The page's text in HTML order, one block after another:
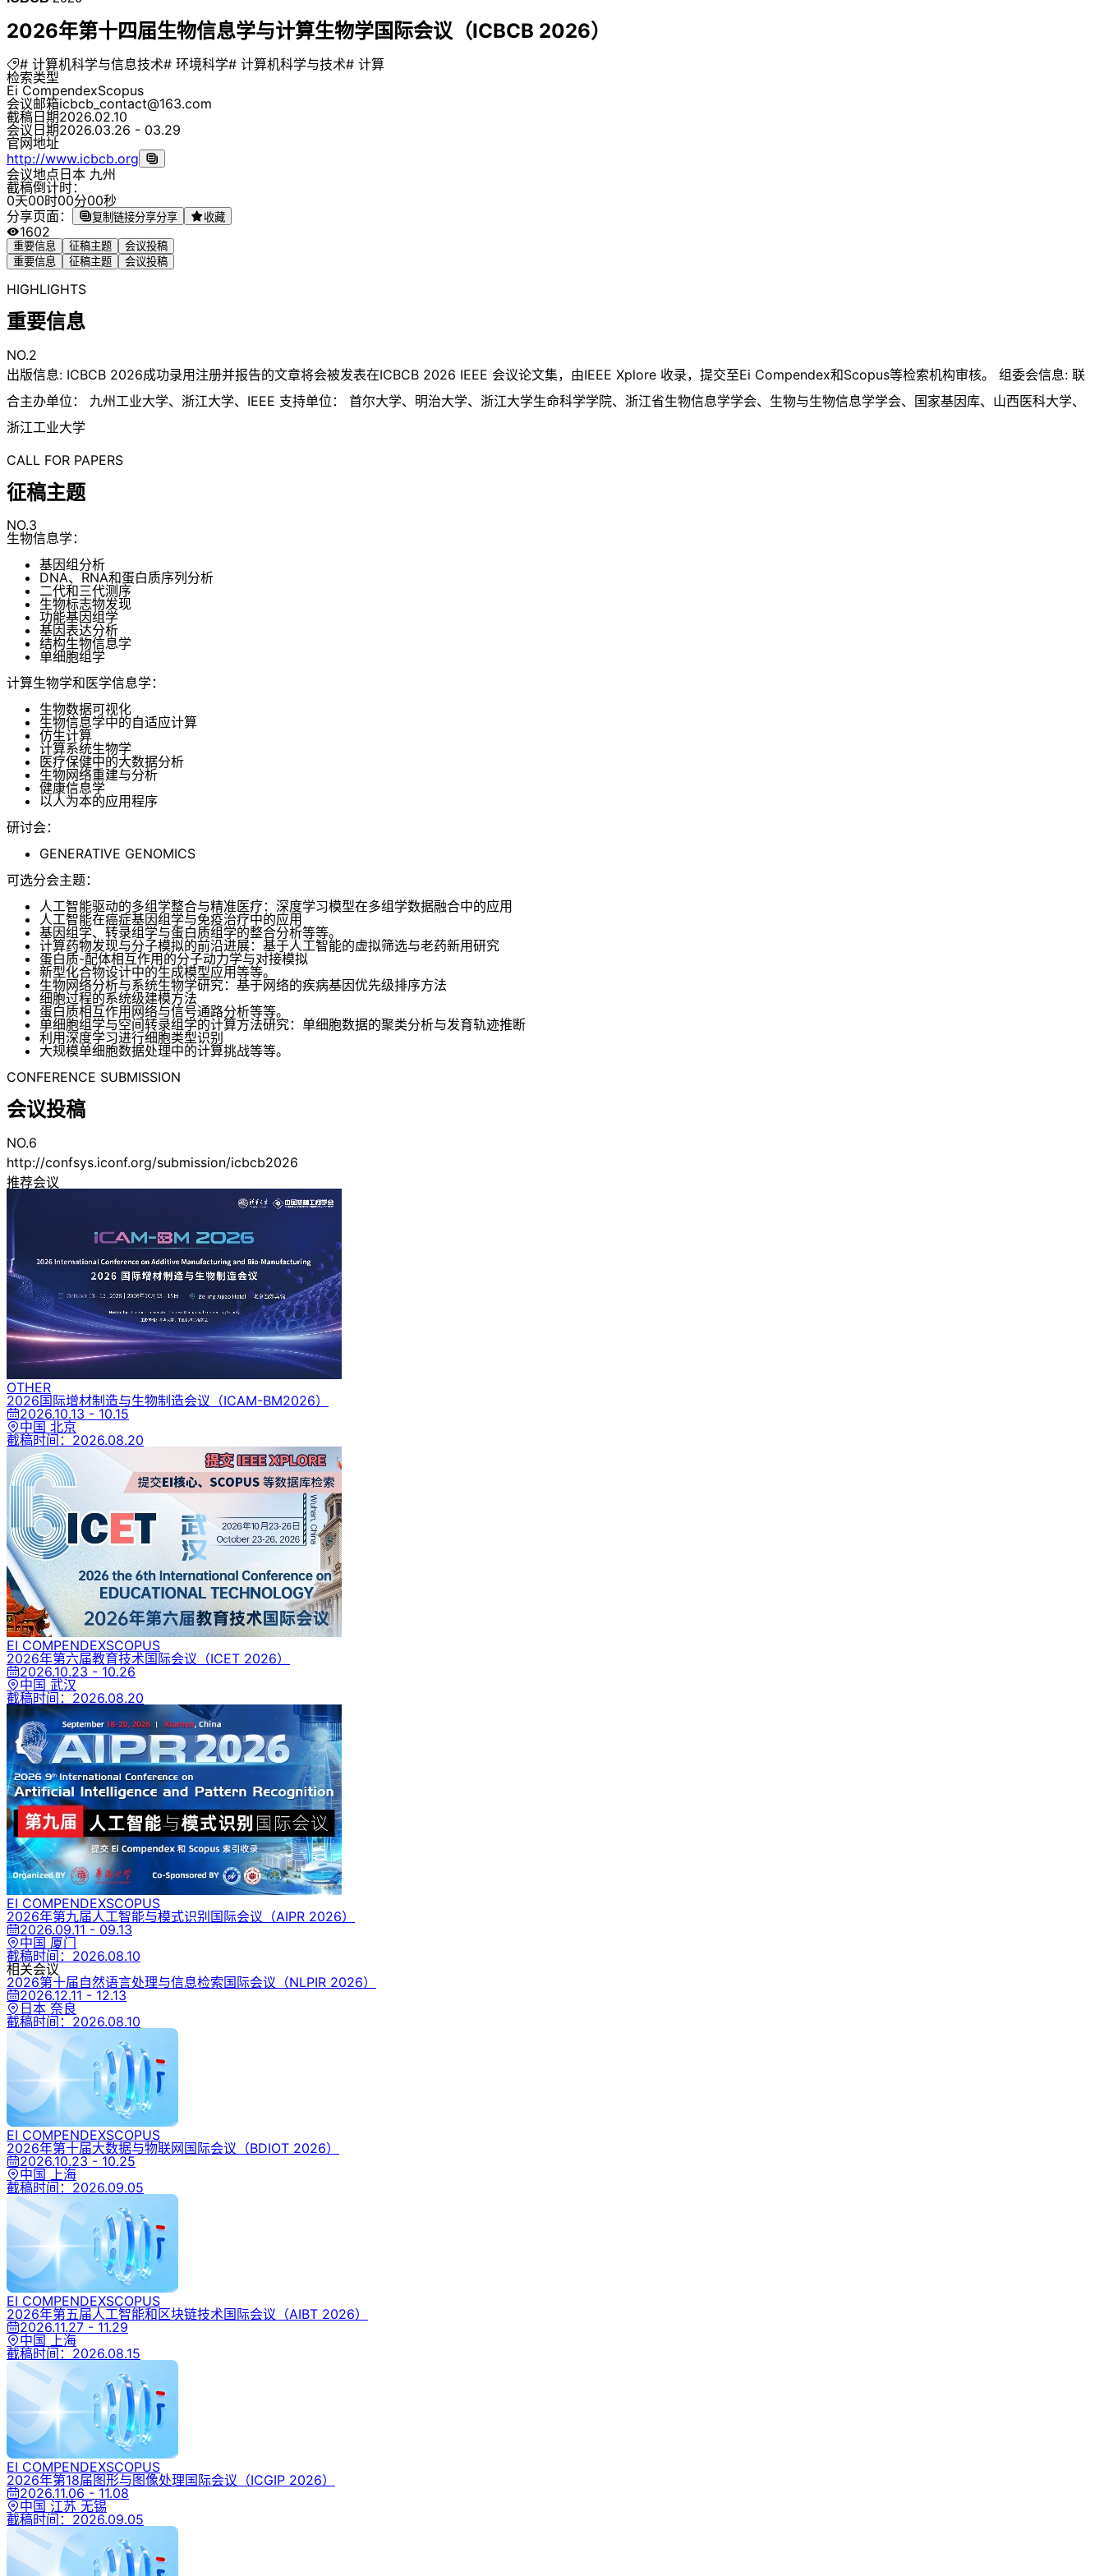
2026年第十四届生物信息学与计算生物学国际会议（ICBCB 2026）
# 计算机科学与信息技术# 环境科学# 计算机科学与技术# 计算
检索类型
Ei CompendexScopus
会议邮箱icbcb_contact@163.com
截稿日期2026.02.10
会议日期2026.03.26 - 03.29
官网地址
http://www.icbcb.org
会议地点日本 九州
截稿倒计时：
0天00时00分00秒
分享页面：
复制链接分享分享 收藏
1602
重要信息 征稿主题
会议投稿
重要信息
征稿主题 会议投稿
HIGHLIGHTS
重要信息
NO.2
出版信息: ICBCB 2026成功录用注册并报告的文章将会被发表在ICBCB 2026 IEEE 会议论文集，由IEEE Xplore 收录，提交至Ei Compendex和Scopus等检索机构审核。 组委会信息: 联
合主办单位： 九州工业大学、浙江大学、IEEE 支持单位： 首尔大学、明治大学、浙江大学生命科学学院、浙江省生物信息学学会、生物与生物信息学学会、国家基因库、山西医科大学、
浙江工业大学
CALL FOR PAPERS
征稿主题
NO.3
生物信息学：
基因组分析
DNA、RNA和蛋白质序列分析
二代和三代测序
生物标志物发现
功能基因组学
基因表达分析
结构生物信息学
单细胞组学
计算生物学和医学信息学：
生物数据可视化
生物信息学中的自适应计算
仿生计算
计算系统生物学
医疗保健中的大数据分析
生物网络重建与分析
健康信息学
以人为本的应用程序
研讨会：
GENERATIVE GENOMICS
可选分会主题：
人工智能驱动的多组学整合与精准医疗：深度学习模型在多组学数据融合中的应用
人工智能在癌症基因组学与免疫治疗中的应用
基因组学、转录组学与蛋白质组学的整合分析等等。
计算药物发现与分子模拟的前沿进展：基于人工智能的虚拟筛选与老药新用研究
蛋白质-配体相互作用的分子动力学与对接模拟
新型化合物设计中的生成模型应用等等。
生物网络分析与系统生物学研究：基于网络的疾病基因优先级排序方法
细胞过程的系统级建模方法
蛋白质相互作用网络与信号通路分析等等。
单细胞组学与空间转录组学的计算方法研究：单细胞数据的聚类分析与发育轨迹推断
利用深度学习进行细胞类型识别
大规模单细胞数据处理中的计算挑战等等。
CONFERENCE SUBMISSION
会议投稿
NO.6
http://confsys.iconf.org/submission/icbcb2026
推荐会议
OTHER
2026国际增材制造与生物制造会议 （ICAM-BM2026）
2026.10.13 - 10.15
中国 北京
截稿时间： 2026.08.20
EI COMPENDEXSCOPUS
2026年第六届教育技术国际会议 （ICET 2026）
2026.10.23 - 10.26
中国 武汉
截稿时间： 2026.08.20
EI COMPENDEXSCOPUS
2026年第九届人工智能与模式识别国际会议 （AIPR 2026）
2026.09.11 - 09.13
中国 厦门
截稿时间： 2026.08.10
相关会议
2026第十届自然语言处理与信息检索国际会议 （NLPIR 2026）
2026.12.11 - 12.13
日本 奈良
截稿时间： 2026.08.10
EI COMPENDEXSCOPUS
2026年第十届大数据与物联网国际会议 （BDIOT 2026）
2026.10.23 - 10.25
中国 上海
截稿时间： 2026.09.05
EI COMPENDEXSCOPUS
2026年第五届人工智能和区块链技术国际会议 （AIBT 2026）
2026.11.27 - 11.29
中国 上海
截稿时间： 2026.08.15
EI COMPENDEXSCOPUS
2026年第18届图形与图像处理国际会议 （ICGIP 2026）
2026.11.06 - 11.08
中国 江苏 无锡
截稿时间： 2026.09.05